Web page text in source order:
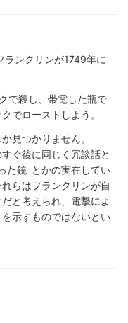
ランクリンが1749年に
で殺し、帯電した瓶で
でローストしよう。
見つかりません。
ぐ後に同じく冗談話と
た銃｣とかの実在してい
らはフランクリンが自
と考えられ、電撃によ
示すものではないとい